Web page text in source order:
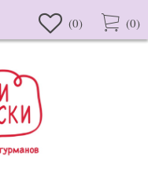
(0) (0)